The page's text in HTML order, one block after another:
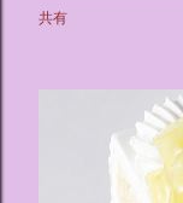
共有